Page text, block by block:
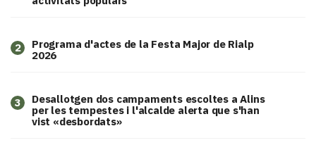
2
Programa d'actes de la Festa Major de Rialp
2026
3
​Desallotgen dos campaments escoltes a Alins
per les tempestes i l'alcalde alerta que s'han
vist «desbordats»